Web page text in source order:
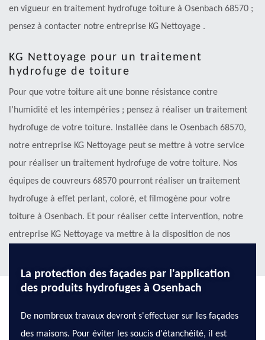
en vigueur en traitement hydrofuge toiture à Osenbach 68570 ;
pensez à contacter notre entreprise KG Nettoyage .
KG Nettoyage pour un traitement
hydrofuge de toiture
Pour que votre toiture ait une bonne résistance contre
l’humidité et les intempéries ; pensez à réaliser un traitement
hydrofuge de votre toiture. Installée dans le Osenbach 68570,
notre entreprise KG Nettoyage peut se mettre à votre service
pour réaliser un traitement hydrofuge de votre toiture. Nos
équipes de couvreurs 68570 pourront réaliser un traitement
hydrofuge à effet perlant, coloré, et filmogène pour votre
toiture à Osenbach. Et pour réaliser cette intervention, notre
entreprise KG Nettoyage va mettre à la disposition de nos
La protection des façades par l'application
des produits hydrofuges à Osenbach
De nombreux travaux devront s'effectuer sur les façades
des maisons. Pour éviter les soucis d'étanchéité, il est